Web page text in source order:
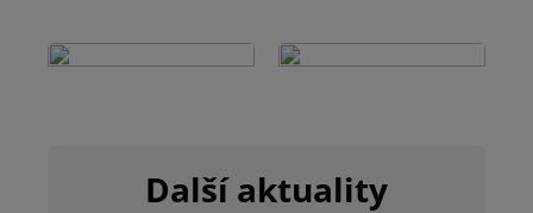
Další aktuality